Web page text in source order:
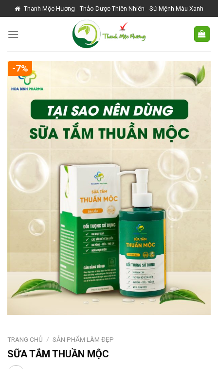
Skip
to
content
Thanh Mộc Hương - Thảo Dược Thiên Nhiên - Sứ Mệnh Màu Xanh
-7%
TRANG CHỦ / SẢN PHẨM LÀM ĐẸP
SỮA TẮM THUẦN MỘC